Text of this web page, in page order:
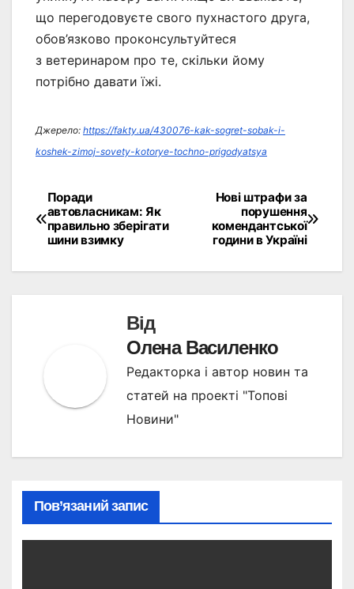
що перегодовуєте свого пухнастого друга,
обов’язково проконсультуйтеся
з ветеринаром про те, скільки йому
потрібно давати їжі.
Джерело: https://fakty.ua/430076-kak-sogret-sobak-i-
koshek-zimoj-sovety-kotorye-tochno-prigodyatsya
Навігація
записів
Нові штрафи за
порушення
комендантської
години в Україні
Поради
автовласникам: Як
правильно зберігати
шини взимку
Від
Олена Василенко
Редакторка і автор новин та
статей на проекті "Топові
Новини"
Пов’язаний запис